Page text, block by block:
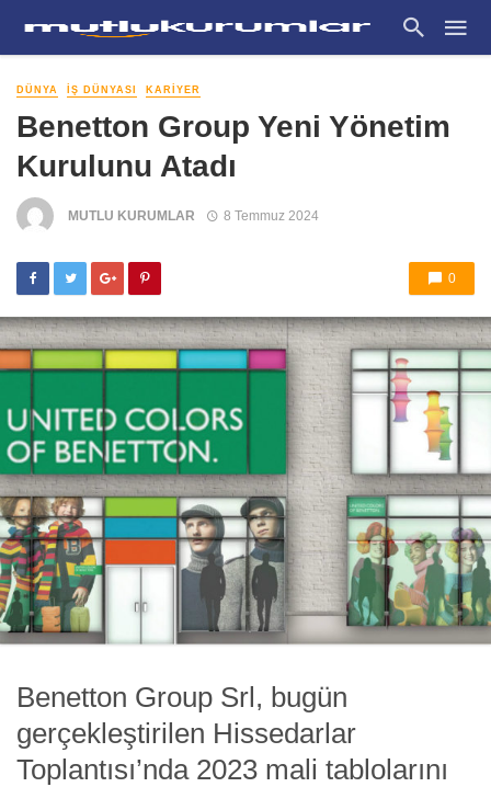
DÜNYA İŞ DÜNYASI KARIYER
Benetton Group Yeni Yönetim
Kurulunu Atadı
MUTLU KURUMLAR 8 Temmuz 2024
0
Benetton Group Srl, bugün
gerçekleştirilen Hissedarlar
Toplantısı’nda 2023 mali tablolarını